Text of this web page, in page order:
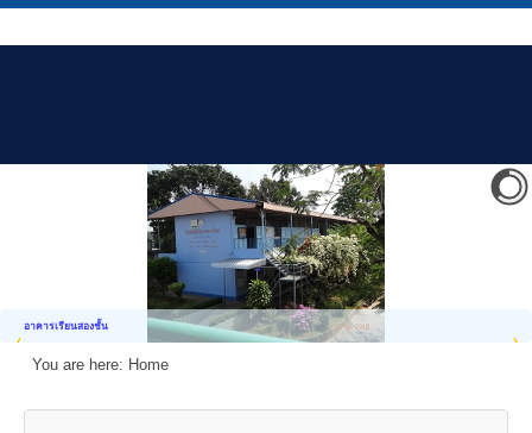
อาคารเรียนสองชั้น
You are here: Home